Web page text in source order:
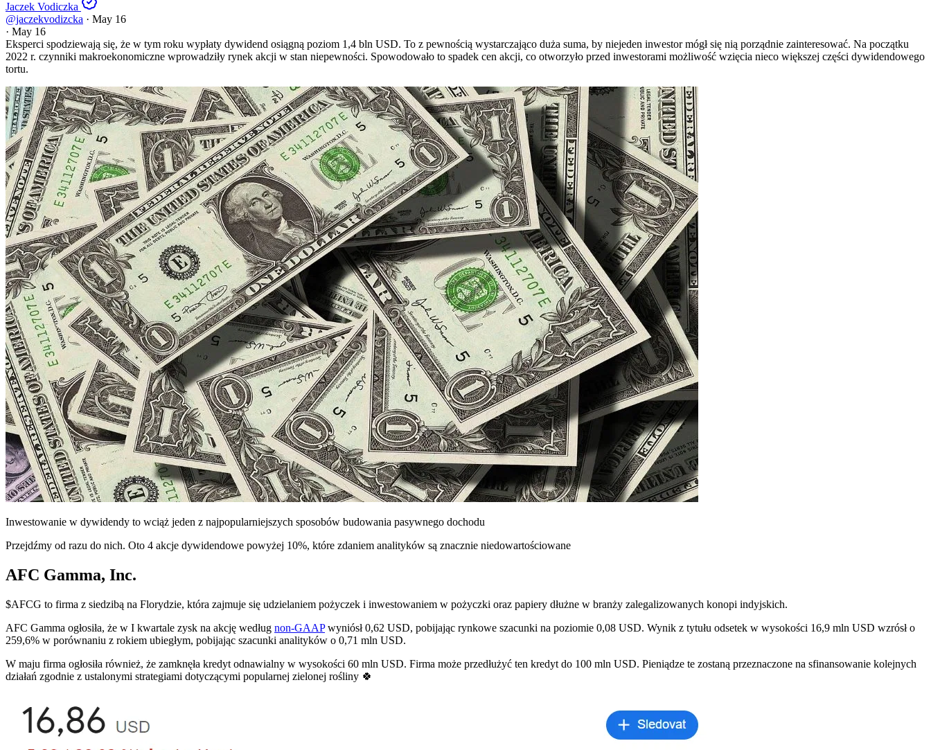
Jaczek Vodiczka
@jaczekvodizcka · May 16
· May 16
Eksperci spodziewają się, że w tym roku wypłaty dywidend osiągną poziom 1,4 bln USD. To z pewnością wystarczająco duża suma, by niejeden inwestor mógł się nią porządnie zainteresować. Na początku
2022 r. czynniki makroekonomiczne wprowadziły rynek akcji w stan niepewności. Spowodowało to spadek cen akcji, co otworzyło przed inwestorami możliwość wzięcia nieco większej części dywidendowego
tortu.
Inwestowanie w dywidendy to wciąż jeden z najpopularniejszych sposobów budowania pasywnego dochodu
Przejdźmy od razu do nich. Oto 4 akcje dywidendowe powyżej 10%, które zdaniem analityków są znacznie niedowartościowane
AFC Gamma, Inc.
$AFCG to firma z siedzibą na Florydzie, która zajmuje się udzielaniem pożyczek i inwestowaniem w pożyczki oraz papiery dłużne w branży zalegalizowanych konopi indyjskich.
AFC Gamma ogłosiła, że w I kwartale zysk na akcję według non-GAAPwyniósł 0,62 USD, pobijając rynkowe szacunki na poziomie 0,08 USD. Wynik z tytułu odsetek w wysokości 16,9 mln USD wzrósł o
259,6% w porównaniu z rokiem ubiegłym, pobijając szacunki analityków o 0,71 mln USD.
W maju firma ogłosiła również, że zamknęła kredyt odnawialny w wysokości 60 mln USD. Firma może przedłużyć ten kredyt do 100 mln USD. Pieniądze te zostaną przeznaczone na sfinansowanie kolejnych
działań zgodnie z ustalonymi strategiami dotyczącymi popularnej zielonej rośliny 🍀